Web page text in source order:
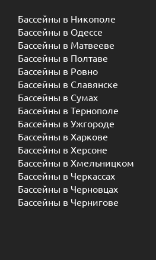
Бассейны в Никополе
Бассейны в Одессе
Бассейны в Матвееве
Бассейны в Полтаве
Бассейны в Ровно
Бассейны в Славянске
Бассейны в Сумах
Бассейны в Тернополе
Бассейны в Ужгороде
Бассейны в Харкове
Бассейны в Херсоне
Бассейны в Хмельницком
Бассейны в Черкассах
Бассейны в Черновцах
Бассейны в Чернигове